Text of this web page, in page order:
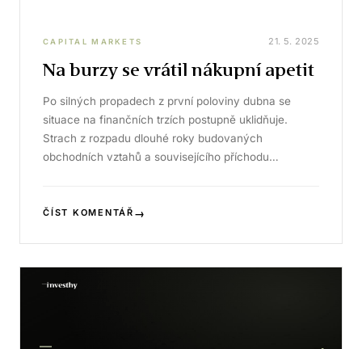
CAPITAL MARKETS 21. 5. 2025
Na burzy se vrátil nákupní apetit
Po silných propadech z první poloviny dubna se
situace na finančních trzích postupně uklidňuje.
Strach z rozpadu dlouhé roky budovaných
obchodních vztahů a souvisejícího příchodu…
ČÍST KOMENTÁŘ →